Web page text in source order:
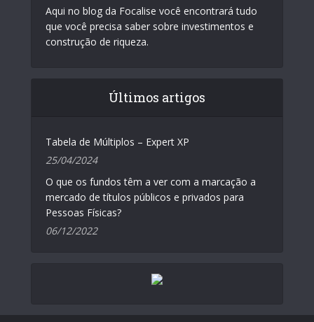
Aqui no blog da Focalise você encontrará tudo
que você precisa saber sobre investimentos e
construção de riqueza.
Últimos artigos
Tabela de Múltiplos – Expert XP
25/04/2024
O que os fundos têm a ver com a marcação a
mercado de títulos públicos e privados para
Pessoas Físicas?
06/12/2022